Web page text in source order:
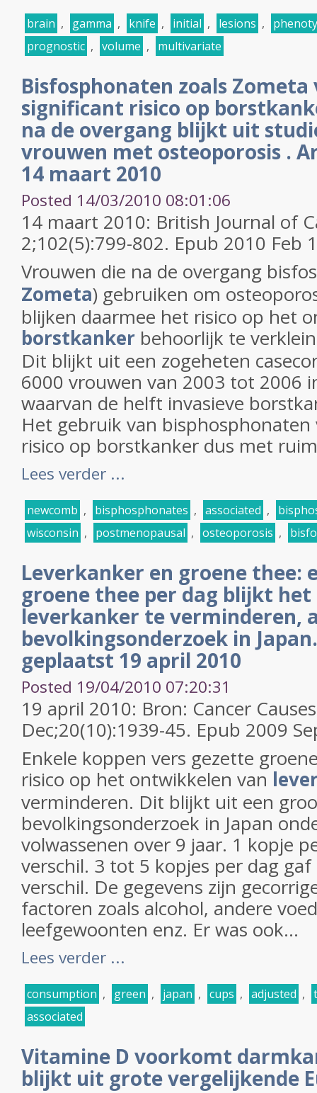
brain , gamma , knife , initial , lesions ,
prognostic , volume , multivariate
Bisfosphonaten zoals
significant risico op
na de overgang blijkt uit
vrouwen met osteoporosis .
14 maart 2010
Posted 14/03/2010 08:01:06
14 maart 2010: British Journal of
2;102(5):799-802. Epub 2010 Feb
Vrouwen die na de overgang
Zometa) gebruiken om
blijken daarmee het risico op het
borstkanker behoorlijk te
Dit blijkt uit een zogeheten
6000 vrouwen van 2003 tot 2006
waarvan de helft invasieve
Het gebruik van
risico op borstkanker dus met
Lees verder ...
newcomb , bisphosphonates , associated ,
wisconsin , postmenopausal , osteoporosis ,
Leverkanker en groene thee:
groene thee per dag blijkt het
leverkanker te verminderen,
bevolkingsonderzoek in
geplaatst 19 april 2010
Posted 19/04/2010 07:20:31
19 april 2010: Bron: Cancer
Dec;20(10):1939-45. Epub 2009
Enkele koppen vers gezette
risico op het ontwikkelen van
verminderen. Dit blijkt uit een
bevolkingsonderzoek in Japan
volwassenen over 9 jaar. 1 kopje
verschil. 3 tot 5 kopjes per dag
verschil. De gegevens zijn
factoren zoals alcohol, andere
leefgewoonten enz. Er was ook...
Lees verder ...
consumption , green , japan , cups , adjusted ,
associated
Vitamine D voorkomt
blijkt uit grote vergelijkende